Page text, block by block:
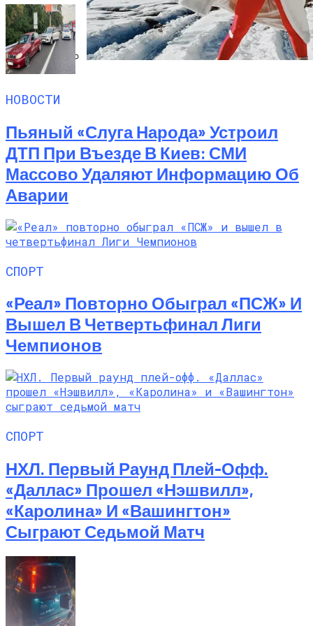
НОВОСТИ
Пьяный «слуга Народа» Устроил
ДТП При Въезде В Киев: СМИ
Массово Удаляют Информацию Об
Аварии
СПОРТ
«Реал» Повторно Обыграл «ПСЖ» И
Вышел В Четвертьфинал Лиги
Чемпионов
СПОРТ
НХЛ. Первый Раунд Плей-Офф.
«Даллас» Прошел «Нэшвилл»,
«Каролина» И «Вашингтон»
Сыграют Седьмой Матч